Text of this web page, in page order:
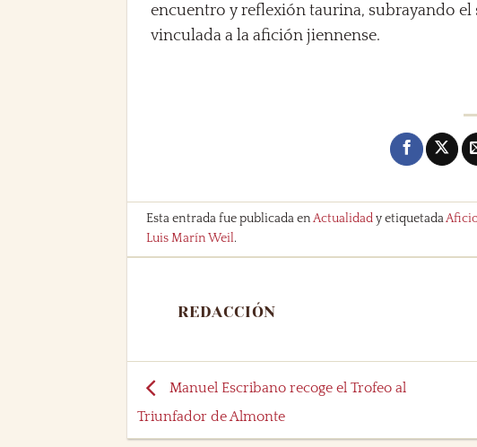
encuentro y reflexión taurina, subrayando
vinculada a la afición jiennense.
Esta entrada fue publicada enActualidady etiquetada
Luis Marín Weil.
REDACCIÓN
Manuel Escribano recoge el Trofeo al
Triunfador de Almonte